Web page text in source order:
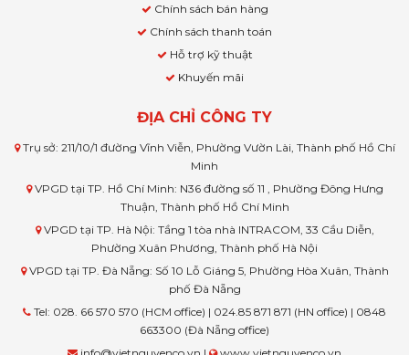
Chính sách bán hàng
Chính sách thanh toán
Hỗ trợ kỹ thuật
Khuyến mãi
ĐỊA CHỈ CÔNG TY
Trụ sở: 211/10/1 đường Vĩnh Viễn, Phường Vườn Lài, Thành phố Hồ Chí
Minh
VPGD tại TP. Hồ Chí Minh: N36 đường số 11 , Phường Đông Hưng
Thuận, Thành phố Hồ Chí Minh
VPGD tại TP. Hà Nội: Tầng 1 tòa nhà INTRACOM, 33 Cầu Diễn,
Phường Xuân Phương, Thành phố Hà Nội
VPGD tại TP. Đà Nẵng: Số 10 Lỗ Giáng 5, Phường Hòa Xuân, Thành
phố Đà Nẵng
Tel: 028. 66 570 570 (HCM office) | 024.85 871 871 (HN office) | 0848
663300 (Đà Nẵng office)